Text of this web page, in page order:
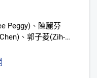
Peggy) 、 陳麗芬
、 郭子菱(Zih-